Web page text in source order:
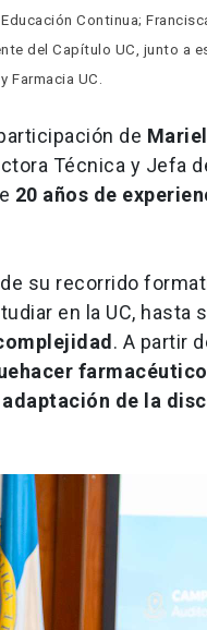
Continua;
del Capítulo UC, junto a
Farmacia UC.
de
Técnica y Jefa
20 años de
su recorrido
en la UC, hasta
. A partir
de la